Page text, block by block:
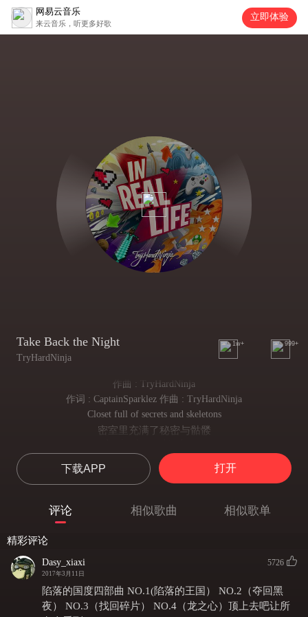
网易云音乐
来云音乐，听更多好歌
立即体验
Take Back the Night
TryHardNinja
1w+ 999+
作曲 : TryHardNinja
作词 : CaptainSparklez 作曲 : TryHardNinja
Closet full of secrets and skeletons
密室里充满了秘密与骷髅
但醒来后似乎未曾发生过
I used to own a castle
我曾经拥有一座城堡
现在却满是方块废墟，我不得不离去
It's easier to run away
逃避现实非常容易
下载APP 打开
评论 相似歌曲 相似歌单
精彩评论
Dasy_xiaxi
2017年3月11日
5726
陷落的国度四部曲 NO.1(陷落的王国） NO.2（夺回黑
夜） NO.3（找回碎片） NO.4（龙之心）顶上去吧让所